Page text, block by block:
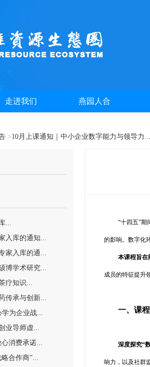
走进我们 燕园人合
>10月上课通知｜中小企业数字能力与领导力...
...
入库的通知...
家入库的通...
博学术研究...
疗知识...
传承与创新...
为企业战...
业导师虚...
消费承诺...
合作商”...
“十四五”
的影响。数字化
本课程旨在
成员的特征提升
一、课
深度探究“
响力，以及社群